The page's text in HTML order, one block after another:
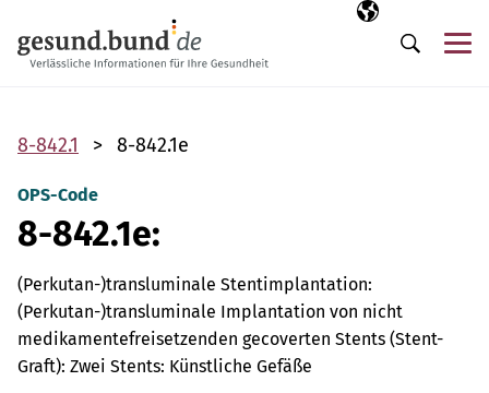
Выбранный
RU
Поиск
8-842.1 8-842.1e
OPS-Code
8-842.1e:
(Perkutan-)transluminale Stentimplantation:
(Perkutan-)transluminale Implantation von nicht
medikamentefreisetzenden gecoverten Stents (Stent-
Graft): Zwei Stents: Künstliche Gefäße